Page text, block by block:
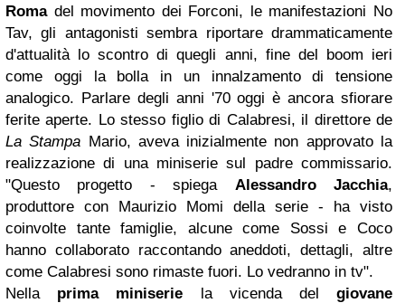
Romadel movimento dei Forconi, le manifestazioni No
Tav, gli antagonisti sembra riportare drammaticamente
d'attualità lo scontro di quegli anni, fine del boom ieri
come oggi la bolla in un innalzamento di tensione
analogico. Parlare degli anni '70 oggi è ancora sfiorare
ferite aperte. Lo stesso figlio di Calabresi, il direttore de
La Stampa Mario, aveva inizialmente non approvato la
realizzazione di una miniserie sul padre commissario.
"Questo progetto - spiega Alessandro Jacchia,
produttore con Maurizio Momi della serie - ha visto
coinvolte tante famiglie, alcune come Sossi e Coco
hanno collaborato raccontando aneddoti, dettagli, altre
come Calabresi sono rimaste fuori. Lo vedranno in tv".
Nella prima miniserie la vicenda delgiovane